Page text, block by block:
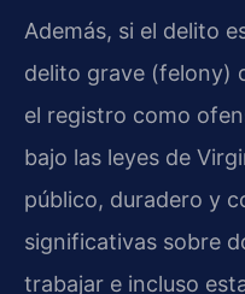
Además, si el delito
delito grave (felony)
el registro como
bajo las leyes de
público, duradero y
significativas sobre
trabajar e incluso